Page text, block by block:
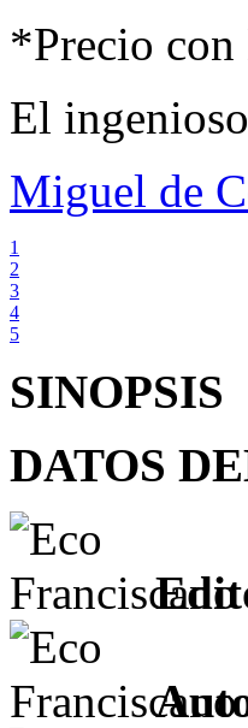
*Precio
El
Miguel de
1
2
3
4
5
SINOPSIS
DATOS